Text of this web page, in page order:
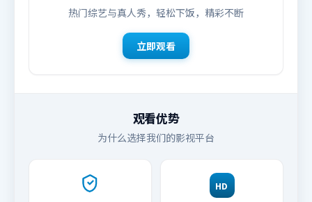
热门综艺与真人秀，轻松下饭，精彩不断
立即观看
观看优势
为什么选择我们的影视平台
HD